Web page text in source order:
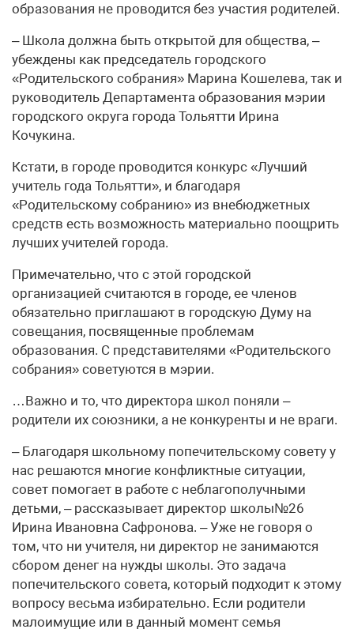
образования не проводится без участия родителей.
– Школа должна быть открытой для общества, –
убеждены как председатель городского
«Родительского собрания» Марина Кошелева, так и
руководитель Департамента образования мэрии
городского округа города Тольятти Ирина
Кочукина.
Кстати, в городе проводится конкурс «Лучший
учитель года Тольятти», и благодаря
«Родительскому собранию» из внебюджетных
средств есть возможность материально поощрить
лучших учителей города.
Примечательно, что с этой городской
организацией считаются в городе, ее членов
обязательно приглашают в городскую Думу на
совещания, посвященные проблемам
образования. С представителями «Родительского
собрания» советуются в мэрии.
…Важно и то, что директора школ поняли –
родители их союзники, а не конкуренты и не враги.
– Благодаря школьному попечительскому совету у
нас решаются многие конфликтные ситуации,
совет помогает в работе с неблагополучными
детьми, – рассказывает директор школы№26
Ирина Ивановна Сафронова. – Уже не говоря о
том, что ни учителя, ни директор не занимаются
сбором денег на нужды школы. Это задача
попечительского совета, который подходит к этому
вопросу весьма избирательно. Если родители
малоимущие или в данный момент семья